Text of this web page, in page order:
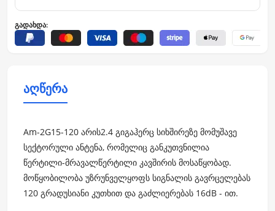
გადახდა:
აღწერა
Am-2G15-120 არის2.4 გიგაჰერც სიხშირეზე მომუშავე
სექტორული ანტენა, რომელიც განკუთვნილია
წერტილი-მრავალწერტილი კავშირის მოსაწყობად.
მოწყობილობა უზრუნველყოფს სიგნალის გავრცელებას
120 გრადუსიანი კუთხით და გაძლიერებას 16dB - ით.